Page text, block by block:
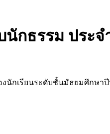
กธรรม ประจ
นักเรียนระดับชั้นมัธยมศึกษา